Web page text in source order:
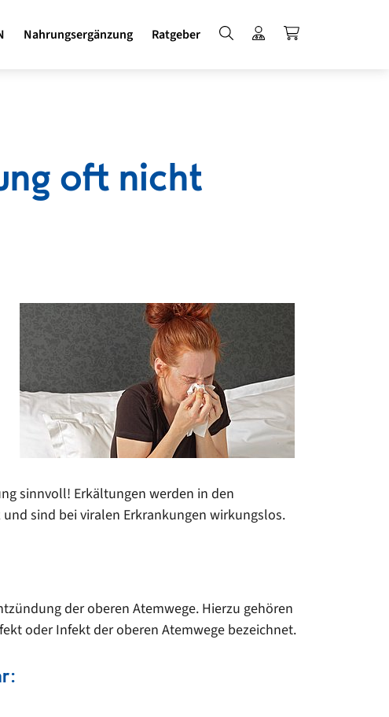
Nahrungsergänzung Ratgeber SucheLogin für Fachkreise
ANGOCIN
oft nicht
sinnvoll! Erkältungen werden in den
sind bei viralen Erkrankungen wirkungslos.
der oberen Atemwege. Hierzu gehören
oder Infekt der oberen Atemwege bezeichnet.